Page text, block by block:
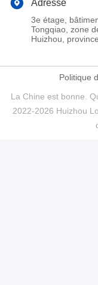
Adresse
3e étage,
Tongqiao, zone
Huizhou,
Politique
La Chine est bonne.
2022-2026 Huizhou